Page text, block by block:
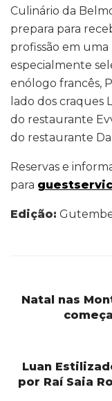
Culinário da
prepara para
profissão em
especialmente
enólogo francês,
lado dos craques
do restaurante
do restaurante
Reservas e
para
Edição:
Natal nas
Luan
por Raí Saia